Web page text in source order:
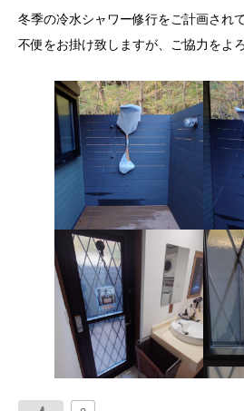
冬季の冷水シャワー修行をご計画され
不便をお掛け致しますが、ご協力をよ